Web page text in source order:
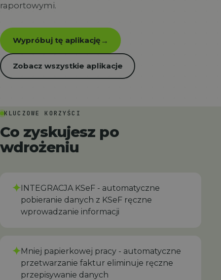
raportowymi.
Wypróbuj tę aplikację →
Zobacz wszystkie aplikacje
KLUCZOWE KORZYŚCI
Co zyskujesz po
wdrożeniu
✦INTEGRACJA KSeF - automatyczne
pobieranie danych z KSeF ręczne
wprowadzanie informacji
✦Mniej papierkowej pracy - automatyczne
przetwarzanie faktur eliminuje ręczne
przepisywanie danych